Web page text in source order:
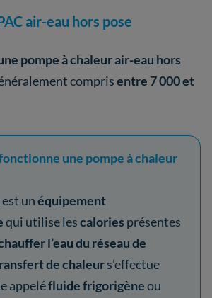
air-eau hors pose
pompe à chaleur air-eau hors
comprisentre 7 000 et
une pompe à chaleur
est unéquipement
qui utilise lescalories présentes
l’eau du réseau de
de chaleurs’effectue
appeléfluide frigorigèneou